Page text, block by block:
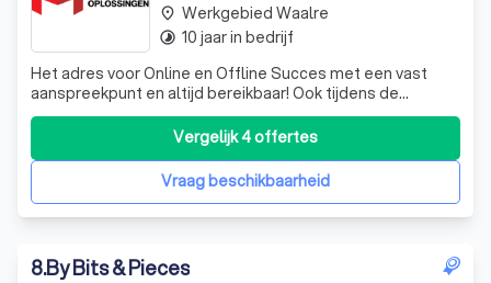
Het adres voor Online en Offline Succes met een vast
aanspreekpunt en altijd bereikbaar! Ook tijdens de
avonduren, weekenden en vakanties. Twijfel niet en kom
vrijblijvend eens op gesprek.
Vraag beschikbaarheid
Vergelijk 4 offertes
place Werkgebied Waalre
timelapse 10 jaar in bedrijf
8.By Bits & Pieces